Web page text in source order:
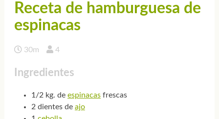
Receta de hamburguesa de
espinacas
30m 4
Ingredientes
1/2 kg. de espinacasfrescas
2 dientes de ajo